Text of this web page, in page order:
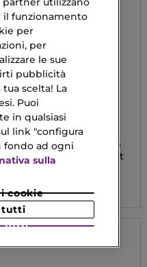
ESTÉE LAUDER
MASCARA SUMPTUOUS
Sumptuous Extravagant
il funzionamento
per
per
le sue
pubblicità
scelta! La
Puoi
in qualsiasi
link "configura
fondo ad ogni
sulla
cookie
tutti
tutti